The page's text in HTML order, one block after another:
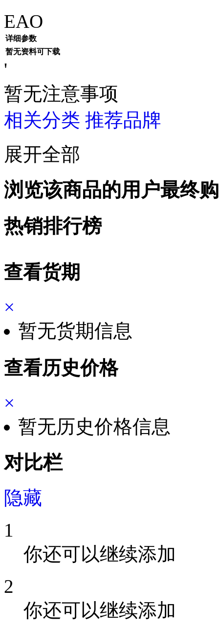
EAO
详细参数
暂无资料可下载
'
暂无注意事项
相关分类 推荐品牌
展开全部
浏览该商品的用户最终
热销排行榜
查看货期
×
暂无货期信息
查看历史价格
×
暂无历史价格信息
对比栏
隐藏
1
你还可以继续添加
2
你还可以继续添加